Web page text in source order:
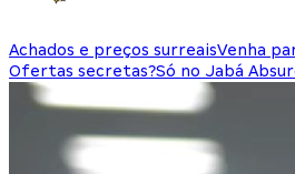
Achados e preços surreaisVenha
Ofertas secretas?Só no Jabá